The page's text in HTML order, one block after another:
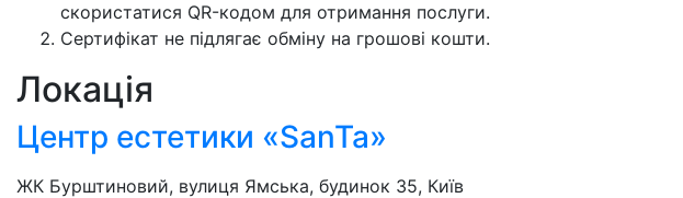
скористатися QR-кодом для отримання послуги.
Сертифікат не підлягає обміну на грошові кошти.
Локація
Центр естетики «SanTa»
ЖК Бурштиновий, вулиця Ямська, будинок 35, Київ